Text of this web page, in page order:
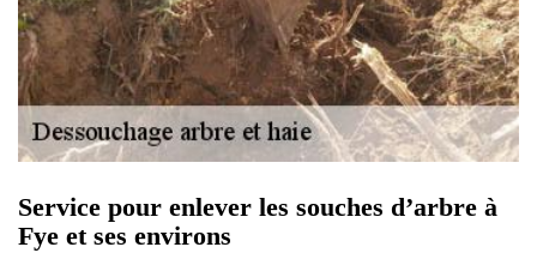
Service pour enlever les souches d’arbre à
Fye et ses environs